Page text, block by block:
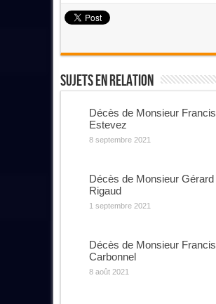
Sujets En Relation
Décès de Monsieur Francis
Estevez
8 septembre 2021
Décès de Monsieur Gérard
Rigaud
1 septembre 2021
Décès de Monsieur Francis
Carbonnel
8 août 2021